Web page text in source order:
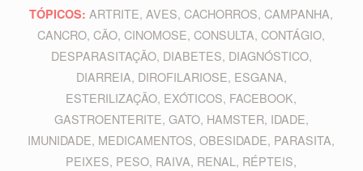
TÓPICOS: ARTRITE,AVES,CACHORROS,CAMPANHA,
CANCRO,CÃO,CINOMOSE,CONSULTA,CONTÁGIO,
DESPARASITAÇÃO, DIABETES, DIAGNÓSTICO,
DIARREIA, DIROFILARIOSE, ESGANA,
ESTERILIZAÇÃO, EXÓTICOS, FACEBOOK,
GASTROENTERITE, GATO, HAMSTER, IDADE,
IMUNIDADE, MEDICAMENTOS,OBESIDADE, PARASITA,
PEIXES, PESO, RAIVA, RENAL, RÉPTEIS,